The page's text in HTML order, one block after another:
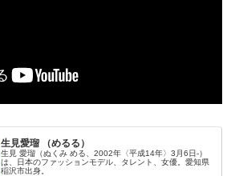
生見愛瑠 （めるる）
生見 愛瑠（ぬくみ める、2002年〈平成14年〉3月6日-）
は、日本のファッションモデル、タレント、女優。愛知県
稲沢市出身。